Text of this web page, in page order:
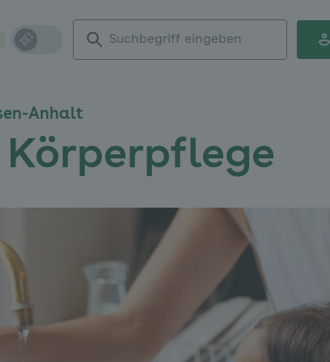
Suchbegriff
Anhalt
Körperpflege